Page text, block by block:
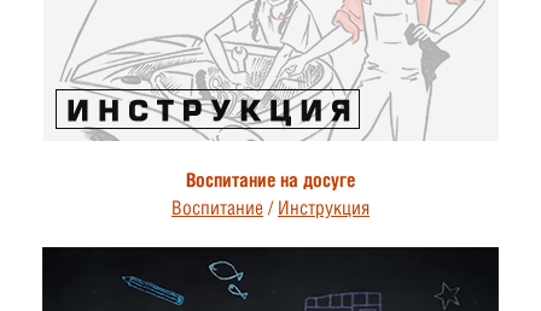
Воспитание на досуге
Воспитание / Инструкция